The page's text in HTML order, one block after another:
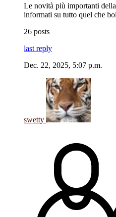
Le novità più importanti
informati su tutto quel che
26 posts
last reply
Dec. 22, 2025, 5:07 p.m.
swetty